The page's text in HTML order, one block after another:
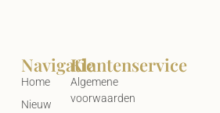
Klantenservice
Algemene
voorwaarden
Navigatie
Home
Nieuw